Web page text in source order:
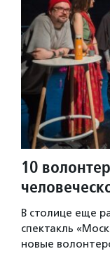
10
В столице еще
спектакль
новые